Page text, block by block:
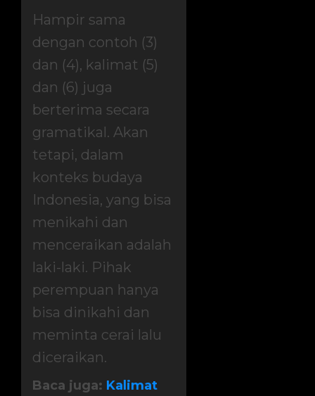
Hampir sama
dengan contoh (3)
dan (4), kalimat (5)
dan (6) juga
berterima secara
gramatikal. Akan
tetapi, dalam
konteks budaya
Indonesia, yang bisa
menikahi dan
menceraikan adalah
laki-laki. Pihak
perempuan hanya
bisa dinikahi dan
meminta cerai lalu
diceraikan.
Baca juga: Kalimat